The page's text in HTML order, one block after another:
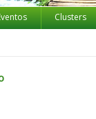
Clusters